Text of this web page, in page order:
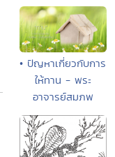
• ปัญหาเกี่ยวกับการ
ให้ทาน - พระ
อาจารย์สมภพ